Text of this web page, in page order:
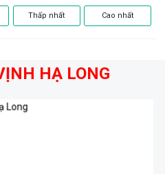
Thấp nhất Cao nhất
HẠ LONG